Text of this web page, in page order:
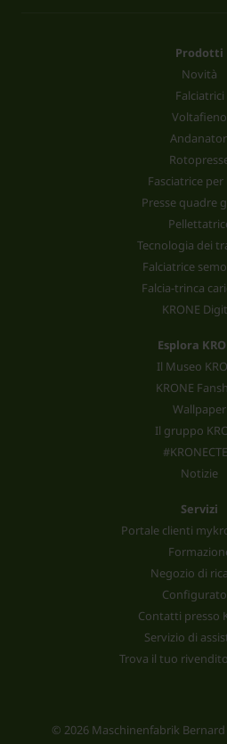
Prodotti
Novità
Falciatrici
Voltafieno
Fasciatrice per
Presse quadre
Tecnologia dei
Falciatrice
Falcia-trinca
KRONE
Esplora
Il Museo
KRONE
Wallpaper
Il gruppo
Notizie
Servizi
Portale clienti
Negozio di
Contatti presso
Servizio di
Trova il tuo
© 2026 Maschinenfabrik Bernard